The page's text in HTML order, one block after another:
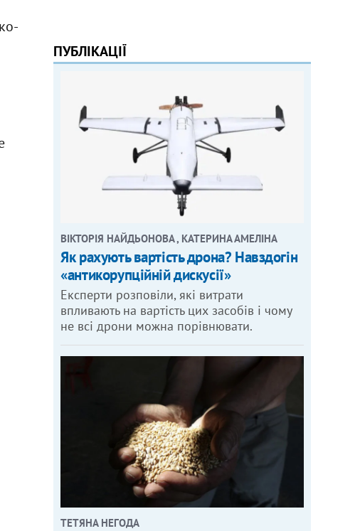
ПУБЛІКАЦІЇ
ВІКТОРІЯ НАЙДЬОНОВА , КАТЕРИНА АМЕЛІНА
Як рахують вартість дрона? Навздогін
«антикорупційній дискусії»
Експерти розповіли, які витрати
впливають на вартість цих засобів і чому
не всі дрони можна порівнювати.
ТЕТЯНА НЕГОДА